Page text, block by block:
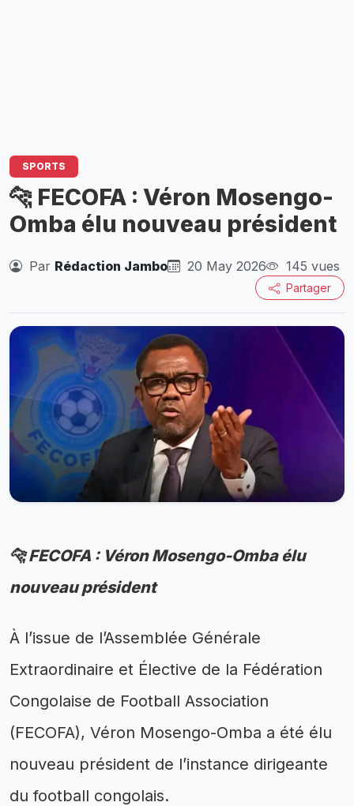
SPORTS
🐆 FECOFA : Véron Mosengo-
Omba élu nouveau président
Par Rédaction Jambo 20 May 2026 145 vues
Partager
🐆 FECOFA : Véron Mosengo-Omba élu
nouveau président
À l’issue de l’Assemblée Générale
Extraordinaire et Élective de la Fédération
Congolaise de Football Association
(FECOFA), Véron Mosengo-Omba a été élu
nouveau président de l’instance dirigeante
du football congolais.